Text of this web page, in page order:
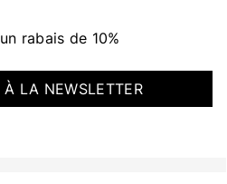
rabais de 10%
À LA NEWSLETTER